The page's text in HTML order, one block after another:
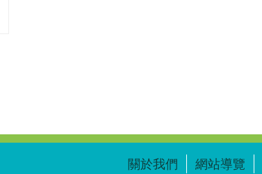
關於我們 網站導覽